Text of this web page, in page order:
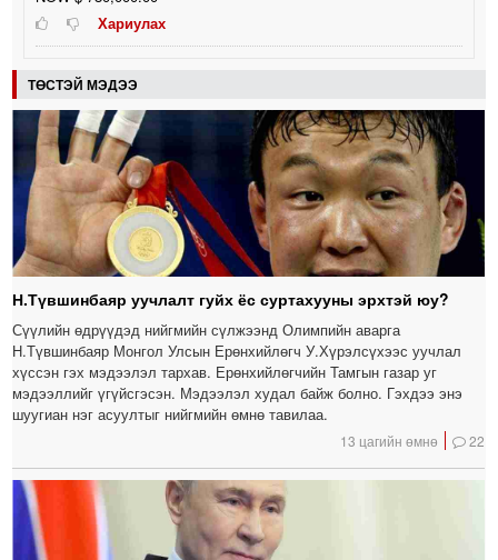
Хариулах
ТӨСТЭЙ МЭДЭЭ
Н.Түвшинбаяр уучлалт гуйх ёс суртахууны эрхтэй юу?
Сүүлийн өдрүүдэд нийгмийн сүлжээнд Олимпийн аварга
Н.Түвшинбаяр Монгол Улсын Ерөнхийлөгч У.Хүрэлсүхээс уучлал
хүссэн гэх мэдээлэл тархав. Ерөнхийлөгчийн Тамгын газар уг
мэдээллийг үгүйсгэсэн. Мэдээлэл худал байж болно. Гэхдээ энэ
шуугиан нэг асуултыг нийгмийн өмнө тавилаа.
13 цагийн өмнө 22